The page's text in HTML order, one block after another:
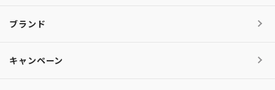
ブランド
キャンペーン